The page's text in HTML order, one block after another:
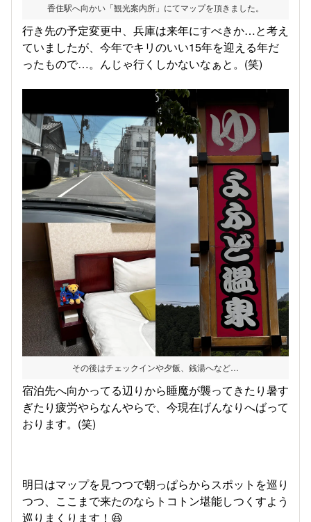
香住駅へ向かい「観光案内所」にてマップを頂きました。
行き先の予定変更中、兵庫は来年にすべきか…と考え
ていましたが、今年でキリのいい15年を迎える年だ
ったもので…。んじゃ行くしかないなぁと。(笑)
その後はチェックインや夕飯、銭湯へなど…
宿泊先へ向かってる辺りから睡魔が襲ってきたり暑す
ぎたり疲労やらなんやらで、今現在げんなりへばって
おります。(笑)
明日はマップを見つつで朝っぱらからスポットを巡り
つつ、ここまで来たのならトコトン堪能しつくすよう
巡りまくります！😆